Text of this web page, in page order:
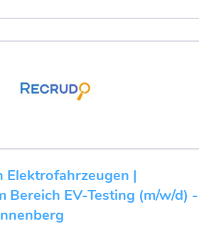
Elektrofahrzeugen |
Bereich EV-Testing (m/w/d) -